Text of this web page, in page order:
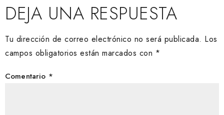
DEJA UNA RESPUESTA
Tu dirección de correo electrónico no será publicada. Los
campos obligatorios están marcados con *
Comentario *